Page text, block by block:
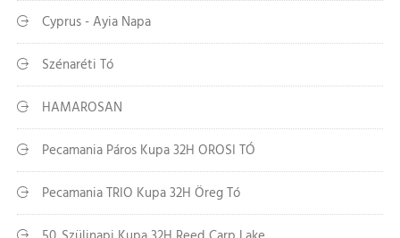
Cyprus - Ayia Napa
Szénaréti Tó
HAMAROSAN
Pecamania Páros Kupa 32H OROSI TÓ
Pecamania TRIO Kupa 32H Öreg Tó